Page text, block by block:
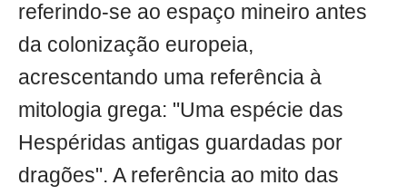
referindo-se ao espaço mineiro antes
da colonização europeia,
acrescentando uma referência à
mitologia grega: "Uma espécie das
Hespéridas antigas guardadas por
dragões". A referência ao mito das